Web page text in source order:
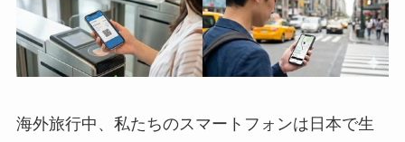
海外旅行中、私たちのスマートフォンは日本で生